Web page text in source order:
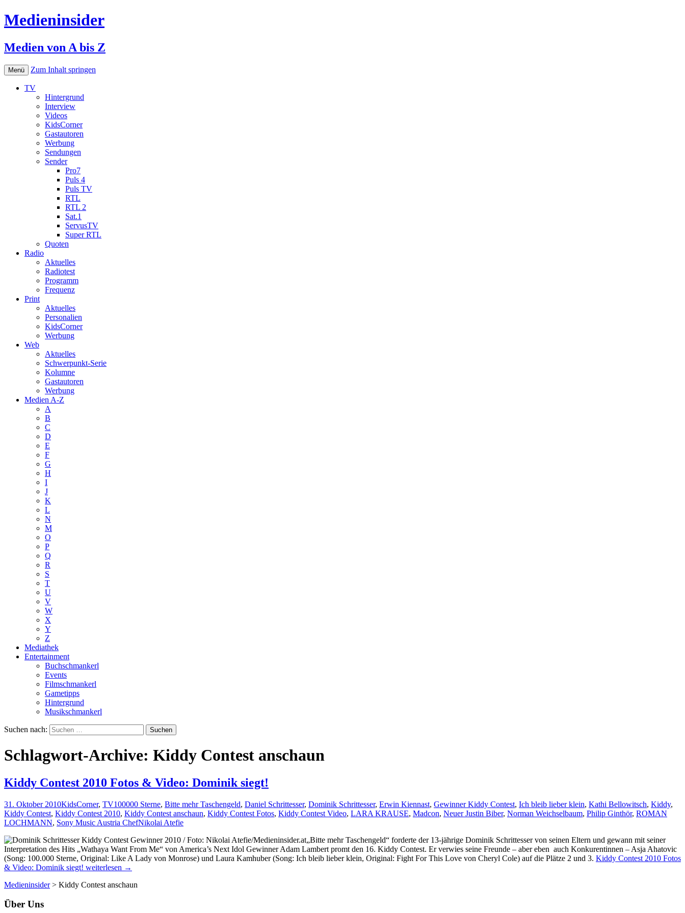
Medieninsider
Medien von A bis Z
Menü Zum Inhalt springen
TV
Hintergrund
Interview
Videos
KidsCorner
Gastautoren
Werbung
Sendungen
Sender
Pro7
Puls 4
Puls TV
RTL
RTL 2
Sat.1
ServusTV
Super RTL
Quoten
Radio
Aktuelles
Radiotest
Programm
Frequenz
Print
Aktuelles
Personalien
KidsCorner
Werbung
Web
Aktuelles
Schwerpunkt-Serie
Kolumne
Gastautoren
Werbung
Medien A-Z
A
B
C
D
E
F
G
H
I
J
K
L
N
M
O
P
Q
R
S
T
U
V
W
X
Y
Z
Mediathek
Entertainment
Buchschmankerl
Events
Filmschmankerl
Gametipps
Hintergrund
Musikschmankerl
Suchen nach:
Schlagwort-Archive: Kiddy Contest anschaun
Kiddy Contest 2010 Fotos & Video: Dominik siegt!
31. Oktober 2010KidsCorner, TV100000 Sterne, Bitte mehr Taschengeld, Daniel Schrittesser, Dominik Schrittesser, Erwin Kiennast, Gewinner Kiddy Contest, Ich bleib lieber klein, Kathi Bellowitsch, Kiddy,
Kiddy Contest, Kiddy Contest 2010, Kiddy Contest anschaun, Kiddy Contest Fotos, Kiddy Contest Video, LARA KRAUSE, Madcon, Neuer Justin Biber, Norman Weichselbaum, Philip Ginthör, ROMAN
LOCHMANN, Sony Music Austria ChefNikolai Atefie
„Bitte mehr Taschengeld“ forderte der 13-jährige Dominik Schrittesser von seinen Eltern und gewann mit seiner
Interpretation des Hits „Wathaya Want From Me“ von America’s Next Idol Gewinner Adam Lambert promt den 16. Kiddy Contest. Er verwies seine Freunde – aber eben auch Konkurentinnen – Asja Ahatovic
(Song: 100.000 Sterne, Original: Like A Lady von Monrose) und Laura Kamhuber (Song: Ich bleib lieber klein, Original: Fight For This Love von Cheryl Cole) auf die Plätze 2 und 3. Kiddy Contest 2010 Fotos
& Video: Dominik siegt! weiterlesen →
Medieninsider> Kiddy Contest anschaun
Über Uns